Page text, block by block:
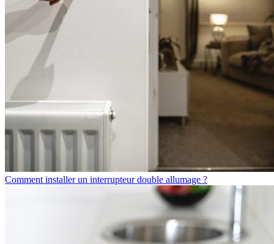
Comment installer un interrupteur double allumage ?